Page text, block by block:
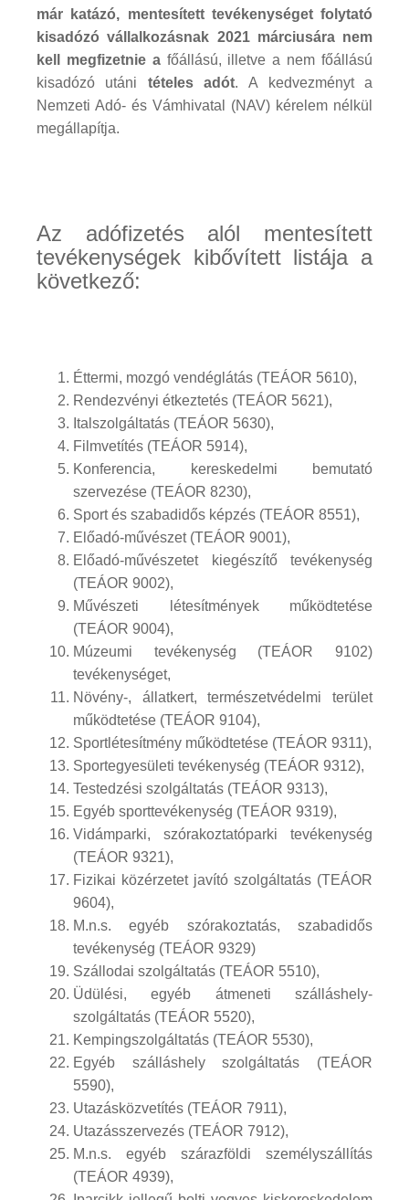
már katázó, mentesített tevékenységet folytató
kisadózó vállalkozásnak 2021 márciusára nem
kell megfizetnie afőállású, illetve a nem főállású
kisadózó utáni tételes adót. A kedvezményt a
Nemzeti Adó- és Vámhivatal (NAV) kérelem nélkül
megállapítja.
Az adófizetés alól mentesített
tevékenységek kibővített listája a
következő:
Éttermi, mozgó vendéglátás (TEÁOR 5610),
Rendezvényi étkeztetés (TEÁOR 5621),
Italszolgáltatás (TEÁOR 5630),
Filmvetítés (TEÁOR 5914),
Konferencia, kereskedelmi bemutató
szervezése (TEÁOR 8230),
Sport és szabadidős képzés (TEÁOR 8551),
Előadó-művészet (TEÁOR 9001),
Előadó-művészetet kiegészítő tevékenység
(TEÁOR 9002),
Művészeti létesítmények működtetése
(TEÁOR 9004),
Múzeumi tevékenység (TEÁOR 9102)
tevékenységet,
Növény-, állatkert, természetvédelmi terület
működtetése (TEÁOR 9104),
Sportlétesítmény működtetése (TEÁOR 9311),
Sportegyesületi tevékenység (TEÁOR 9312),
Testedzési szolgáltatás (TEÁOR 9313),
Egyéb sporttevékenység (TEÁOR 9319),
Vidámparki, szórakoztatóparki tevékenység
(TEÁOR 9321),
Fizikai közérzetet javító szolgáltatás (TEÁOR
9604),
M.n.s. egyéb szórakoztatás, szabadidős
tevékenység (TEÁOR 9329)
Szállodai szolgáltatás (TEÁOR 5510),
Üdülési, egyéb átmeneti szálláshely-
szolgáltatás (TEÁOR 5520),
Kempingszolgáltatás (TEÁOR 5530),
Egyéb szálláshely szolgáltatás (TEÁOR
5590),
Utazásközvetítés (TEÁOR 7911),
Utazásszervezés (TEÁOR 7912),
M.n.s. egyéb szárazföldi személyszállítás
(TEÁOR 4939),